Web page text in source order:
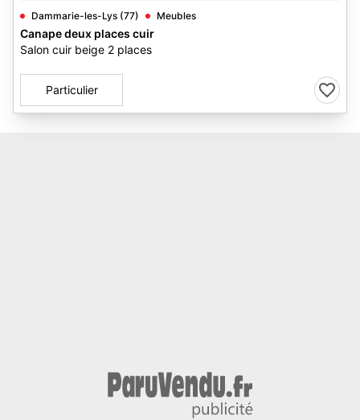
Dammarie-les-Lys (77) Meubles
Canape deux places cuir
Salon cuir beige 2 places
Particulier